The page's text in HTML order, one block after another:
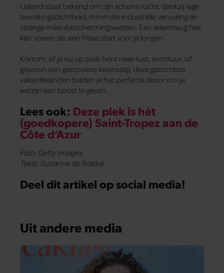
IJsland staat bekend om zijn schone lucht, dankzij lage
bevolkingsdichtheid, minimale industriële vervuiling en
strenge milieubeschermingswetten. Een ademteug hier
kan voelen als een frisse start voor je longen.
Kortom, of je nu op zoek bent naar rust, avontuur, of
gewoon een gezondere levensstijl, deze gezondste
vakantielanden bieden je het perfecte decor om je
welzijn een boost te geven.
Lees ook: Deze plek is hét
(goedkopere) Saint-Tropez aan de
Côte d’Azur
Foto: Getty Images
Tekst: Suzanne de Bakker
Deel dit artikel op social media!
Uit andere media